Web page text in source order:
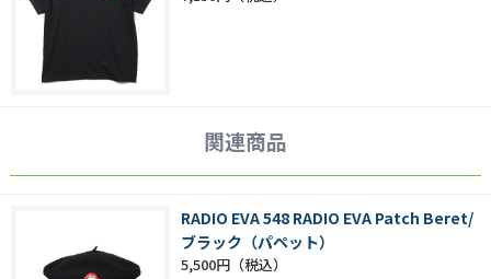
関連商品
RADIO EVA 548 RADIO EVA Patch Beret/
ブラック（パペット）
5,500円